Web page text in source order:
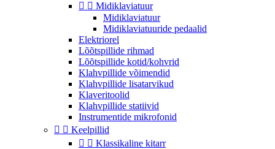
  Midiklaviatuur
Midiklaviatuur
Midiklaviatuuride pedaalid
Elektriorel
Lõõtspillide rihmad
Lõõtspillide kotid/kohvrid
Klahvpillide võimendid
Klahvpillide lisatarvikud
Klaveritoolid
Klahvpillide statiivid
Instrumentide mikrofonid
  Keelpillid
  Klassikaline kitarr